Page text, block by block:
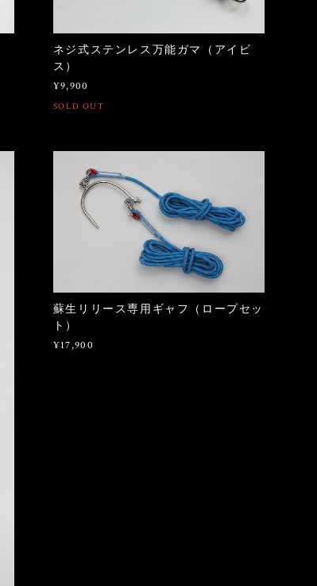
ネジ式ステンレス万能ガマ（アイビ
ス）
¥9,900
SOLD OUT
蘇生リリース専用ギャフ（ロープセッ
ト）
¥17,900